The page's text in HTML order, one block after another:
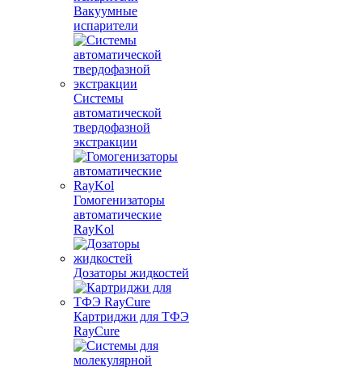
Вакуумные
испарители
Системы
автоматической
твердофазной
экстракции
Гомогенизаторы
автоматические
RayKol
Дозаторы жидкостей
Картриджи для ТФЭ
RayCure